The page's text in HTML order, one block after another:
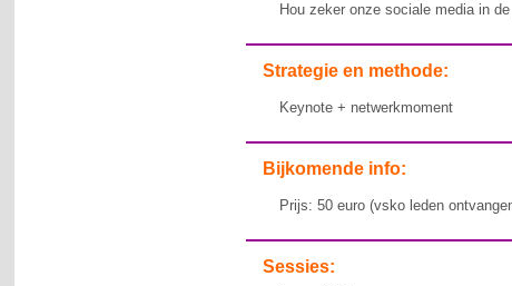
Hou zeker onze sociale media in
Strategie en methode:
Keynote + netwerkmoment
Bijkomende info:
Prijs: 50 euro (vsko leden
Sessies: